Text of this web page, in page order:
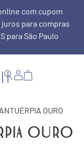
com cupom
para compras
para São Paulo
OURO
OURO